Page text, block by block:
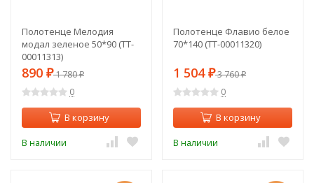
Полотенце Мелодия
модал зеленое 50*90 (TT-
00011313)
890 ₽1 780₽
0
В корзину
В наличии
Полотенце Флавио белое
70*140 (TT-00011320)
1 504 ₽3 760₽
0
В корзину
В наличии